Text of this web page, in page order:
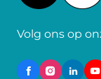
Volg ons op